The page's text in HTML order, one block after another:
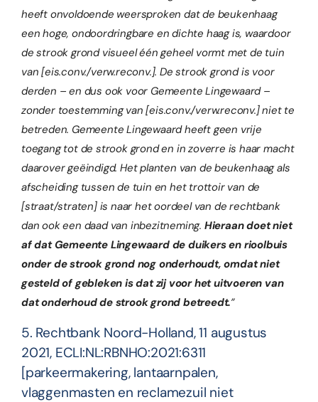
heeft onvoldoende weersproken dat de beukenhaag
een hoge, ondoordringbare en dichte haag is, waardoor
de strook grond visueel één geheel vormt met de tuin
van [eis.conv./verw.reconv.]. De strook grond is voor
derden – en dus ook voor Gemeente Lingewaard –
zonder toestemming van [eis.conv./verw.reconv.] niet te
betreden. Gemeente Lingewaard heeft geen vrije
toegang tot de strook grond en in zoverre is haar macht
daarover geëindigd. Het planten van de beukenhaag als
afscheiding tussen de tuin en het trottoir van de
[straat/straten] is naar het oordeel van de rechtbank
dan ook een daad van inbezitneming. Hieraan doet niet
af dat Gemeente Lingewaard de duikers en rioolbuis
onder de strook grond nog onderhoudt, omdat niet
gesteld of gebleken is dat zij voor het uitvoeren van
dat onderhoud de strook grond betreedt.”
5. Rechtbank Noord-Holland, 11 augustus
2021, ECLI:NL:RBNHO:2021:6311
[parkeermakering, lantaarnpalen,
vlaggenmasten en reclamezuil niet